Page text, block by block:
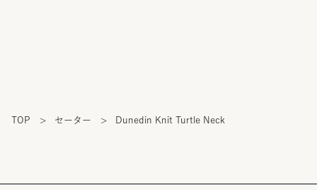
TOP > セーター > Dunedin Knit Turtle Neck